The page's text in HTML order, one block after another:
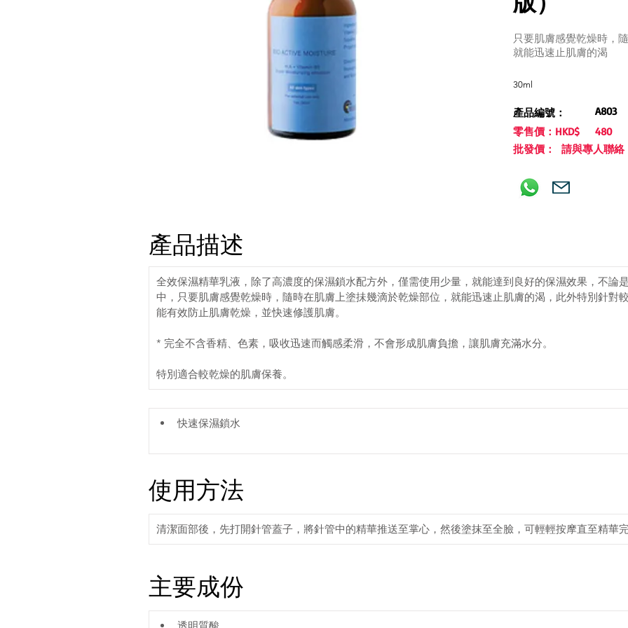
只要肌膚感覺乾燥時，
就能迅速止肌膚的渴
30ml
產品編號：
A803
零售價：HKD$
480
批發價： 請與專人聯絡
產品描述
全效保濕精華乳液，除了高濃度的保濕鎖水配方外，僅需使用少量，就能達到良好的保濕效果，不論
中，只要肌膚感覺乾燥時，隨時在肌膚上塗抺幾滴於乾燥部位，就能迅速止肌膚的渴，此外特別針對
能有效防止肌膚乾燥，並快速修護肌膚。
* 完全不含香精、色素，吸收迅速而觸感柔滑，不會形成肌膚負擔，讓肌膚充滿水分。
特別適合較乾燥的肌膚保養。
快速保濕鎖水
使用方法
清潔面部後，先打開針管蓋子，將針管中的精華推送至掌心，然後塗抹至全臉，可輕輕按摩直至精華完
主要成份